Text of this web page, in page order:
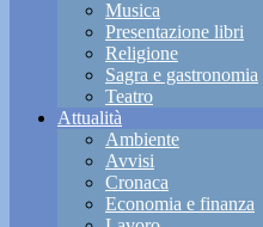
Musica
Presentazione libri
Religione
Sagra e gastronomia
Teatro
Attualità
Ambiente
Avvisi
Cronaca
Economia e finanza